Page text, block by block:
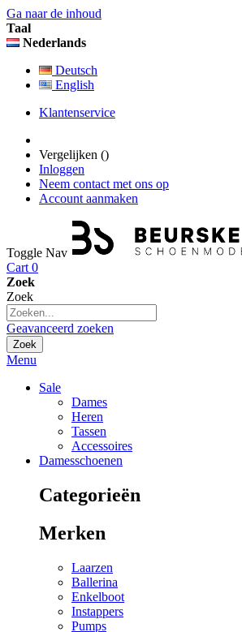
Ga naar de inhoud
Taal
Nederlands
Deutsch
English
Klantenservice
Vergelijken ()
Inloggen
Neem contact met ons op
Account aanmaken
Toggle Nav
Cart 0
Zoek
Zoek
Geavanceerd zoeken
Zoek
Menu
Sale
Dames
Heren
Tassen
Accessoires
Damesschoenen
Categorieën
Merken
Laarzen
Ballerina
Enkelboot
Instappers
Pumps